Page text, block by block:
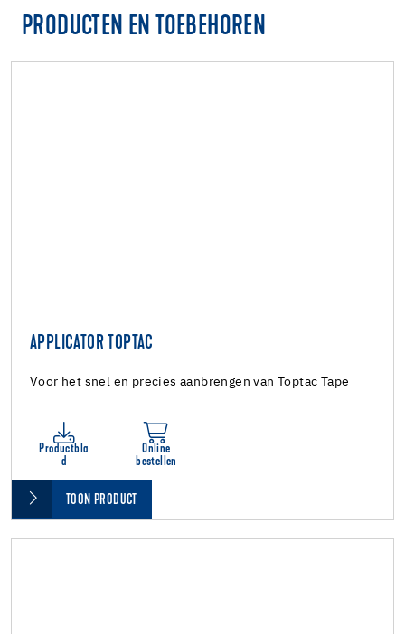
PRODUCTEN EN TOEBEHOREN
APPLICATOR TOPTAC
Voor het snel en precies aanbrengen van Toptac Tape
Productbla
d
Online
bestellen
TOON PRODUCT